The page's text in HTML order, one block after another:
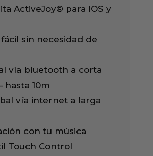
ActiveJoy® para IOS y
sin necesidad de
vía bluetooth a corta
hasta 10m
vía internet a larga
con tu música
Touch Control